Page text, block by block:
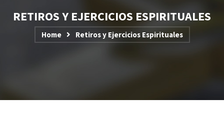
RETIROS Y EJERCICIOS ESPIRITUALES
Home Retiros y Ejercicios Espirituales